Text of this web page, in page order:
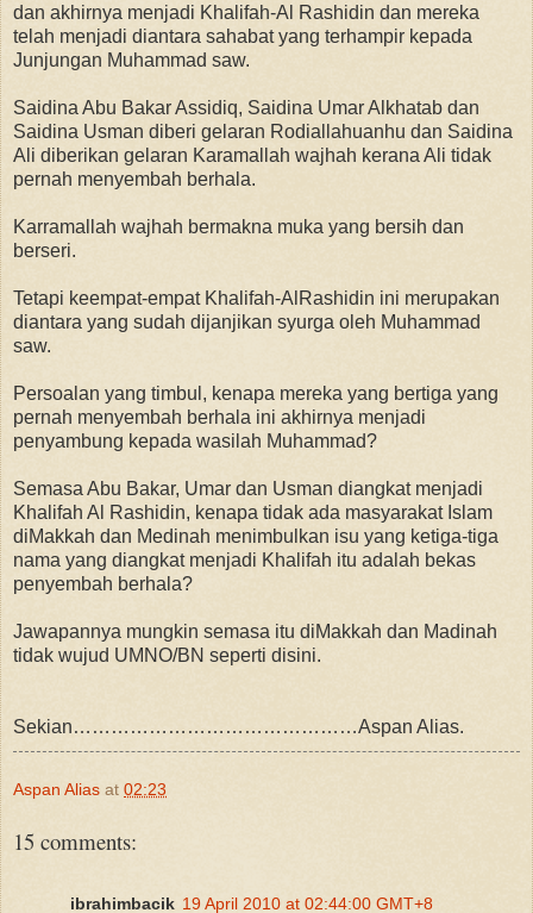
dan akhirnya menjadi Khalifah-Al Rashidin dan mereka
telah menjadi diantara sahabat yang terhampir kepada
Junjungan Muhammad saw.
Saidina Abu Bakar Assidiq, Saidina Umar Alkhatab dan
Saidina Usman diberi gelaran Rodiallahuanhu dan Saidina
Ali diberikan gelaran Karamallah wajhah kerana Ali tidak
pernah menyembah berhala.
Karramallah wajhah bermakna muka yang bersih dan
berseri.
Tetapi keempat-empat Khalifah-AlRashidin ini merupakan
diantara yang sudah dijanjikan syurga oleh Muhammad
saw.
Persoalan yang timbul, kenapa mereka yang bertiga yang
pernah menyembah berhala ini akhirnya menjadi
penyambung kepada wasilah Muhammad?
Semasa Abu Bakar, Umar dan Usman diangkat menjadi
Khalifah Al Rashidin, kenapa tidak ada masyarakat Islam
diMakkah dan Medinah menimbulkan isu yang ketiga-tiga
nama yang diangkat menjadi Khalifah itu adalah bekas
penyembah berhala?
Jawapannya mungkin semasa itu diMakkah dan Madinah
tidak wujud UMNO/BN seperti disini.
Sekian………………………………………Aspan Alias.
Aspan Alias at 02:23
15 comments:
ibrahimbacik 19 April 2010 at 02:44:00 GMT+8